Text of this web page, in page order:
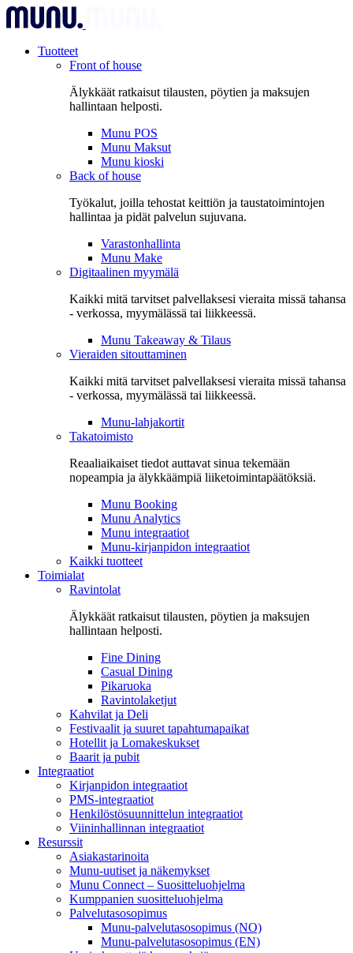
Tuotteet
Front of house
Älykkäät ratkaisut tilausten, pöytien ja maksujen
hallintaan helposti.
Munu POS
Munu Maksut
Munu kioski
Back of house
Työkalut, joilla tehostat keittiön ja taustatoimintojen
hallintaa ja pidät palvelun sujuvana.
Varastonhallinta
Munu Make
Digitaalinen myymälä
Kaikki mitä tarvitset palvellaksesi vieraita missä tahansa
- verkossa, myymälässä tai liikkeessä.
Munu Takeaway & Tilaus
Vieraiden sitouttaminen
Kaikki mitä tarvitset palvellaksesi vieraita missä tahansa
- verkossa, myymälässä tai liikkeessä.
Munu-lahjakortit
Takatoimisto
Reaaliaikaiset tiedot auttavat sinua tekemään
nopeampia ja älykkäämpiä liiketoimintapäätöksiä.
Munu Booking
Munu Analytics
Munu integraatiot
Munu-kirjanpidon integraatiot
Kaikki tuotteet
Toimialat
Ravintolat
Älykkäät ratkaisut tilausten, pöytien ja maksujen
hallintaan helposti.
Fine Dining
Casual Dining
Pikaruoka
Ravintolaketjut
Kahvilat ja Deli
Festivaalit ja suuret tapahtumapaikat
Hotellit ja Lomakeskukset
Baarit ja pubit
Integraatiot
Kirjanpidon integraatiot
PMS-integraatiot
Henkilöstösuunnittelun integraatiot
Viininhallinnan integraatiot
Resurssit
Asiakastarinoita
Munu-uutiset ja näkemykset
Munu Connect – Suositteluohjelma
Kumppanien suositteluohjelma
Palvelutasosopimus
Munu-palvelutasosopimus (NO)
Munu-palvelutasosopimus (EN)